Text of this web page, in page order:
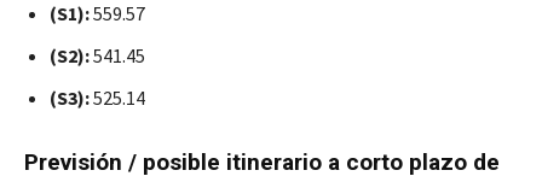
(S1):559.57
(S2):541.45
(S3):525.14
Previsión / posible itinerario a corto plazo de